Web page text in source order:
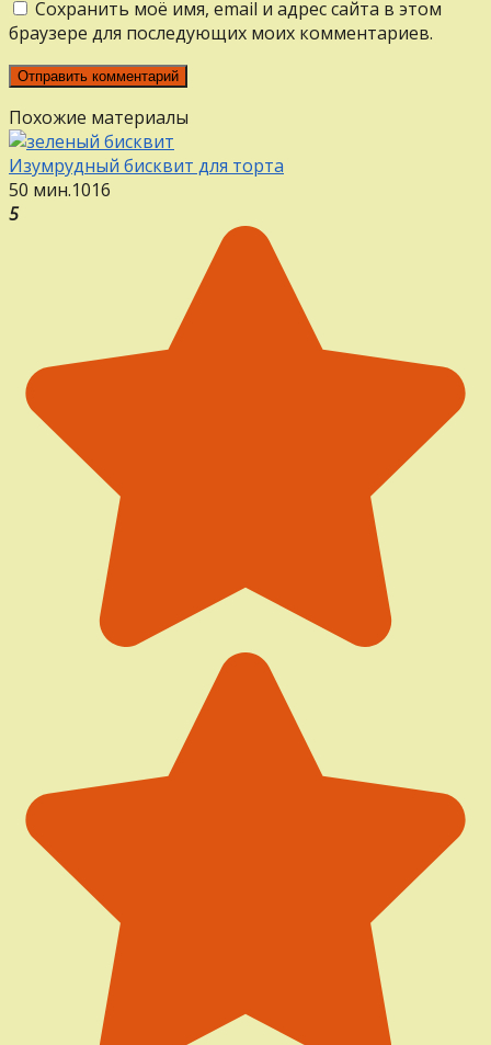
Сохранить моё имя, email и адрес сайта в этом
браузере для последующих моих комментариев.
Похожие материалы
Изумрудный бисквит для торта
50 мин.1016
5